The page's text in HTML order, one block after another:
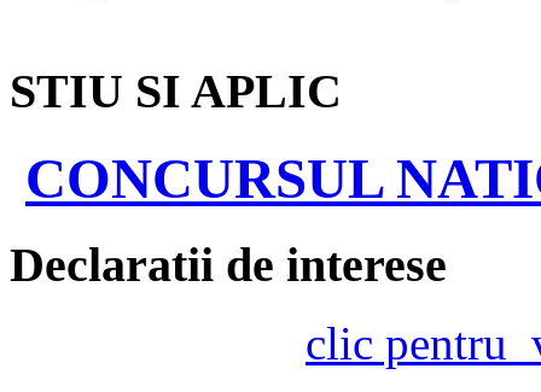
STIU SI APLIC
CONCURSUL
Declaratii de interese
clic pentru